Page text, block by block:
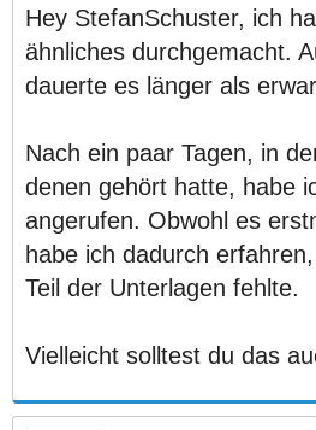
Hey StefanSchuster, ich
ähnliches durchgemacht.
dauerte es länger als
Nach ein paar Tagen, in
denen gehört hatte, habe
angerufen. Obwohl es
habe ich dadurch
Teil der Unterlagen fehlte.
Vielleicht solltest du das